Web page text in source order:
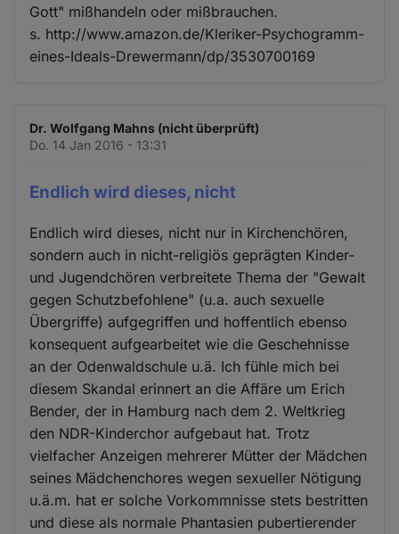
Gott" mißhandeln oder mißbrauchen.
s. http://www.amazon.de/Kleriker-Psychogramm-
eines-Ideals-Drewermann/dp/3530700169
Dr. Wolfgang Mahns (nicht überprüft)
Do. 14 Jan 2016 - 13:31
Endlich wird dieses, nicht
Endlich wird dieses, nicht nur in Kirchenchören,
sondern auch in nicht-religiös geprägten Kinder-
und Jugendchören verbreitete Thema der "Gewalt
gegen Schutzbefohlene" (u.a. auch sexuelle
Übergriffe) aufgegriffen und hoffentlich ebenso
konsequent aufgearbeitet wie die Geschehnisse
an der Odenwaldschule u.ä. Ich fühle mich bei
diesem Skandal erinnert an die Affäre um Erich
Bender, der in Hamburg nach dem 2. Weltkrieg
den NDR-Kinderchor aufgebaut hat. Trotz
vielfacher Anzeigen mehrerer Mütter der Mädchen
seines Mädchenchores wegen sexueller Nötigung
u.ä.m. hat er solche Vorkommnisse stets bestritten
und diese als normale Phantasien pubertierender